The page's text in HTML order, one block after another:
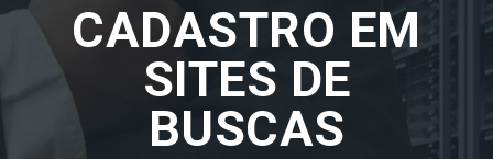
CADASTRO EM
SITES DE
BUSCAS